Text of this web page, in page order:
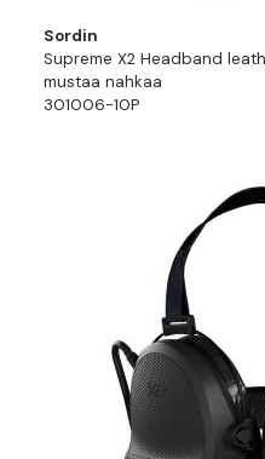
Sordin
Supreme X2 Headband
mustaa nahkaa
301006-10P